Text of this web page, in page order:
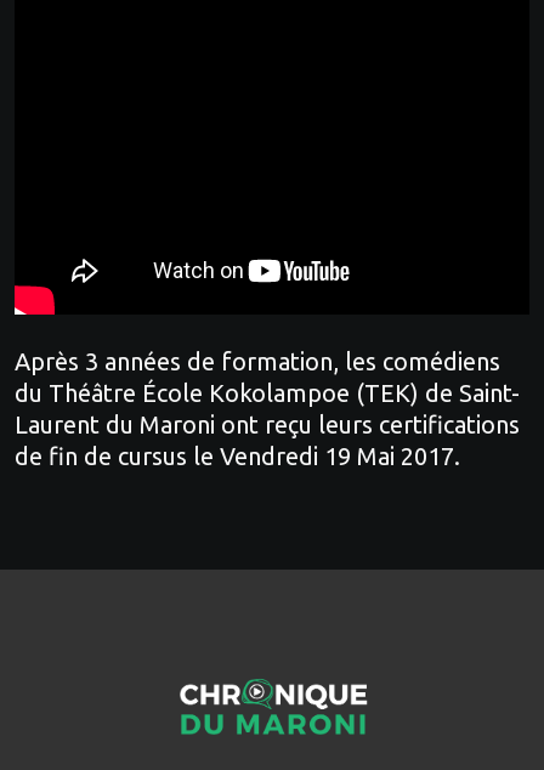
Après 3 années de formation, les comédiens
du Théâtre École Kokolampoe (TEK) de Saint-
Laurent du Maroni ont reçu leurs certifications
de fin de cursus le Vendredi 19 Mai 2017.